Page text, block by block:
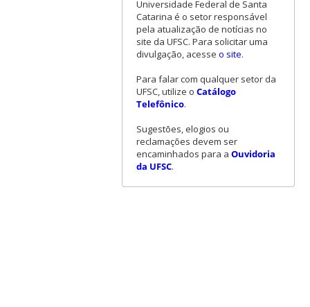
Universidade Federal de Santa
Catarina é o setor responsável
pela atualização de notícias no
site da UFSC. Para solicitar uma
divulgação, acesse o site.
Para falar com qualquer setor da
UFSC, utilize o Catálogo
Telefônico.
Sugestões, elogios ou
reclamações devem ser
encaminhados para a Ouvidoria
da UFSC.